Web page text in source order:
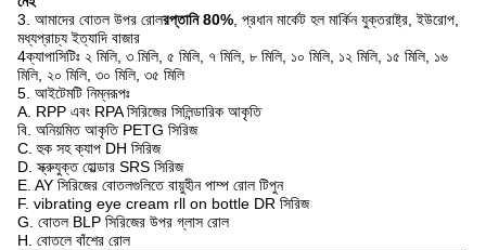
3. আমাদের বোতল উপর রোলরপ্তানি 80% , প্রধান মার্কেট হল মার্কিন যুক্তরাষ্ট্র, ইউরোপ,
মধ্যপ্রাচ্য ইত্যাদি বাজার
4ক্যাপাসিটিঃ ২ মিলি, ৩ মিলি, ৫ মিলি, ৭ মিলি, ৮ মিলি, ১০ মিলি, ১২ মিলি, ১৫ মিলি, ১৬
মিলি, ২০ মিলি, ৩০ মিলি, ৩৫ মিলি
5. আইটেমটি নিম্নরূপঃ
A. RPP এবং RPA সিরিজের সিলিন্ডারিক আকৃতি
বি. অনিয়মিত আকৃতি PETG সিরিজ
C. হুক সহ ক্যাপ DH সিরিজ
D. স্ক্রুযুক্ত হোল্ডার SRS সিরিজ
E. AY সিরিজের বোতলগুলিতে বায়ুহীন পাম্প রোল টিপুন
F. vibrating eye cream rll on bottle DR সিরিজ
G. বোতল BLP সিরিজের উপর গ্লাস রোল
H. বোতলে বাঁশের রোল